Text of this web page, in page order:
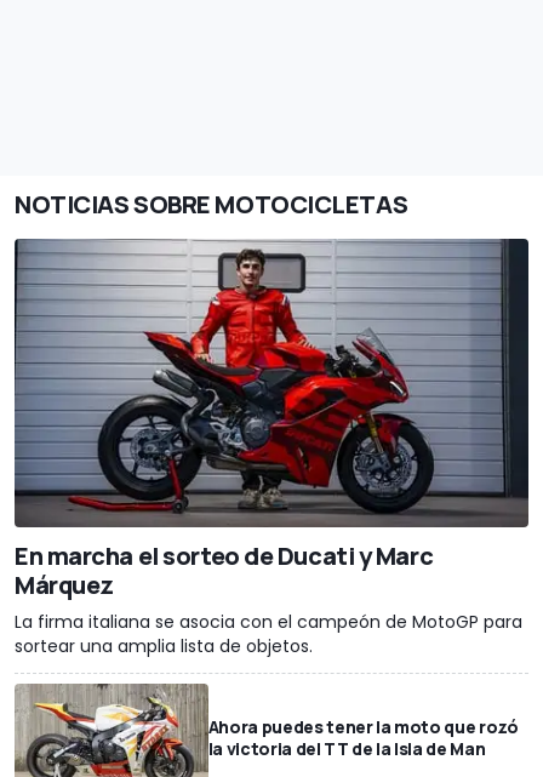
NOTICIAS SOBRE MOTOCICLETAS
En marcha el sorteo de Ducati y Marc
Márquez
La firma italiana se asocia con el campeón de MotoGP para
sortear una amplia lista de objetos.
Ahora puedes tener la moto que rozó
la victoria del TT de la Isla de Man